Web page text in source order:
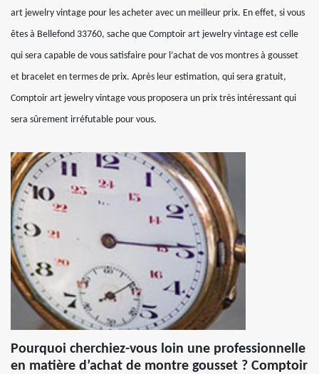
art jewelry vintage pour les acheter avec un meilleur prix. En effet, si vous
êtes à Bellefond 33760, sache que Comptoir art jewelry vintage est celle
qui sera capable de vous satisfaire pour l’achat de vos montres à gousset
et bracelet en termes de prix. Après leur estimation, qui sera gratuit,
Comptoir art jewelry vintage vous proposera un prix très intéressant qui
sera sûrement irréfutable pour vous.
Pourquoi cherchiez-vous loin une professionnelle
en matière d’achat de montre gousset ? Comptoir